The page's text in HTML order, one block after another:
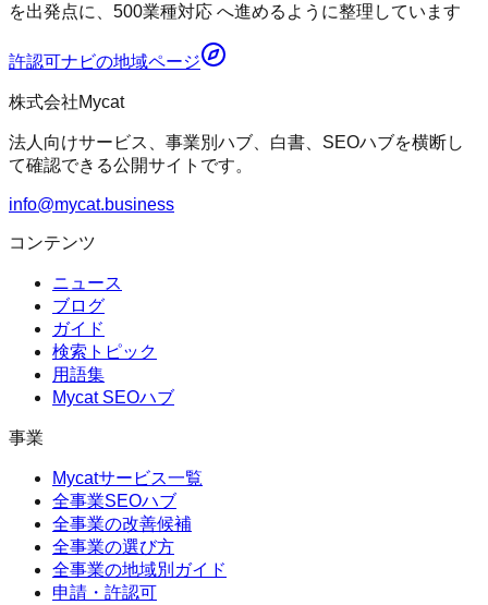
を出発点に、500業種対応 へ進めるように整理しています
許認可ナビの地域ページ
株式会社Mycat
法人向けサービス、事業別ハブ、白書、SEOハブを横断し
て確認できる公開サイトです。
info@mycat.business
コンテンツ
ニュース
ブログ
ガイド
検索トピック
用語集
Mycat SEOハブ
事業
Mycatサービス一覧
全事業SEOハブ
全事業の改善候補
全事業の選び方
全事業の地域別ガイド
申請・許認可